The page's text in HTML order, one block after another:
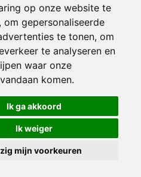
op onze website te
om gepersonaliseerde
te tonen, om
te analyseren en
waar onze
komen.
Ik ga akkoord
Ik weiger
mijn voorkeuren